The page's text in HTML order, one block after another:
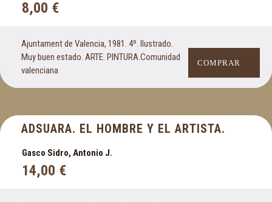
8,00 €
Ajuntament de Valencia, 1981. 4º. Ilustrado.
Muy buen estado. ARTE. PINTURA.Comunidad
valenciana
COMPRAR
ADSUARA. EL HOMBRE Y EL ARTISTA.
Gasco Sidro, Antonio J.
14,00 €